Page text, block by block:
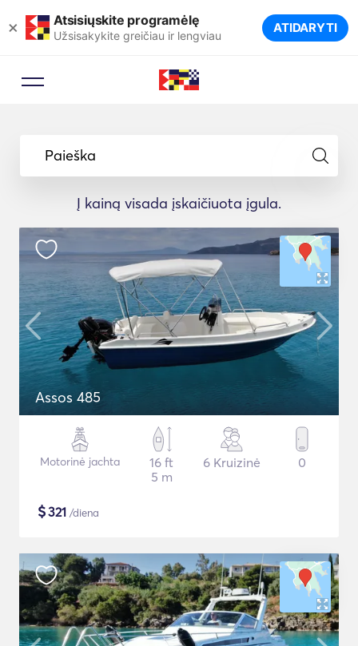
× Atsisiųskite programėlę
Užsisakykite greičiau ir lengviau ATIDARYTI
Paieška
Į kainą visada įskaičiuota įgula.
Assos 485
Motorinė jachta
16 ft
5 m
6 Kruizinė 0
$321 /diena